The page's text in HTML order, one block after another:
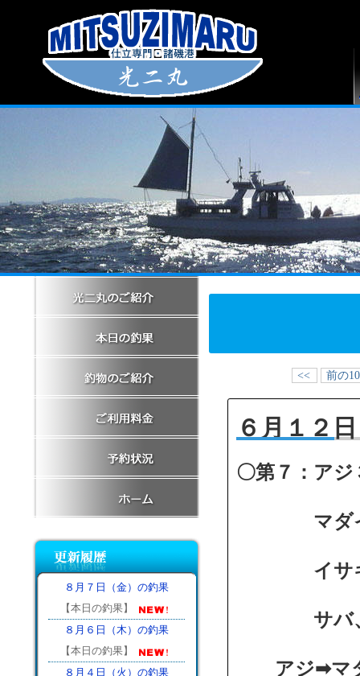
８月７日（金）の釣果
【本日の釣果】
８月６日（木）の釣果
【本日の釣果】
８月４日（火）の釣果
<< 前の
６月１２
〇第７：アジ
マダ
イサキ５
サバ、カ
アジ➡マダ